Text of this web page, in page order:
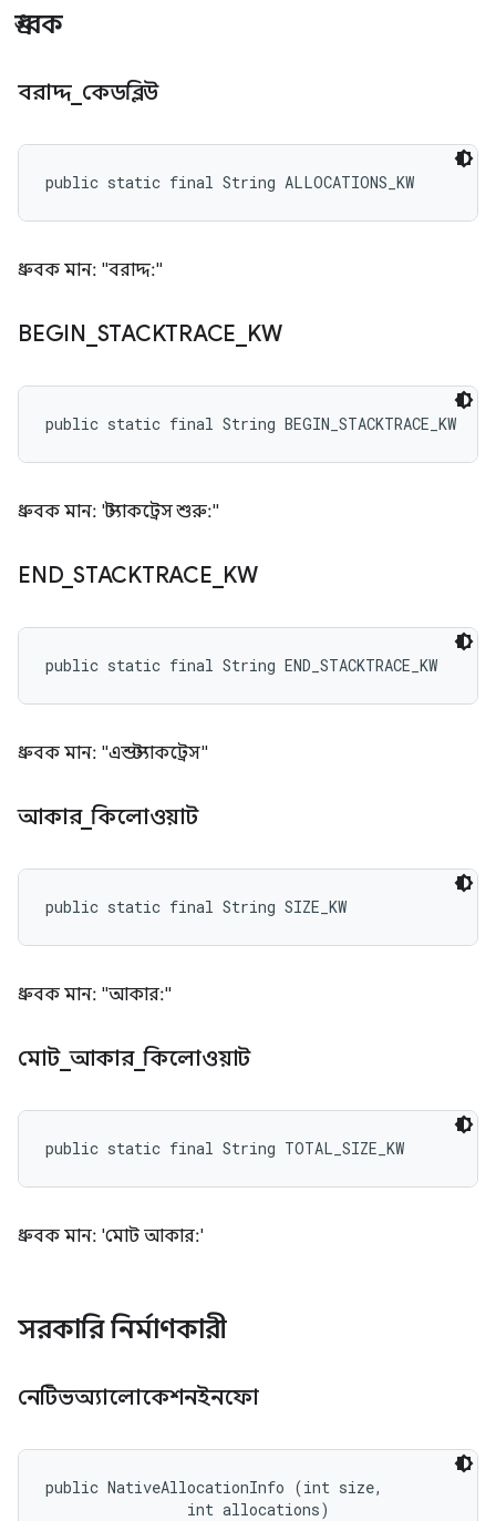
ধ্রুবক
বরাদ্দ_ কেডব্লিউ
public static final String ALLOCATIONS_KW
ধ্রুবক মান: "বরাদ্দ:"
BEGIN STACKTRACE KW
public static final String BEGIN_STACKTRACE_KW
ধ্রুবক মান: "স্ট্যাকট্রেস শুরু:"
END_ STACKTRACE KW
public static final String END_STACKTRACE_KW
ধ্রুবক মান: "এন্ডস্ট্যাকট্রেস"
আকার_কিলোওয়াট
public static final String SIZE_KW
ধ্রুবক মান: "আকার:"
মোট_আকার_কিলোওয়াট
public static final String TOTAL_SIZE_KW
ধ্রুবক মান: 'মোট আকার:'
সরকারি নির্মাণকারী
নেটিভঅ্যালোকেশনইনফো
public NativeAllocationInfo (int size,
                int allocations)